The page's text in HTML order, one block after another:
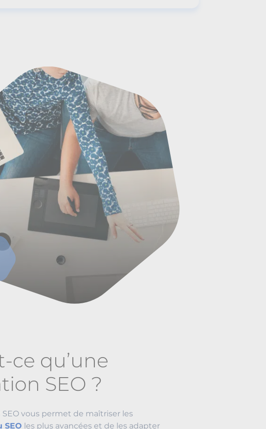
ce qu’une
SEO ?
vous permet de maîtriser les
SEO les plus avancées et de les adapter